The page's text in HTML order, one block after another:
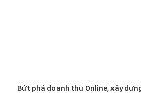
Bứt phá doanh thu Online, xây